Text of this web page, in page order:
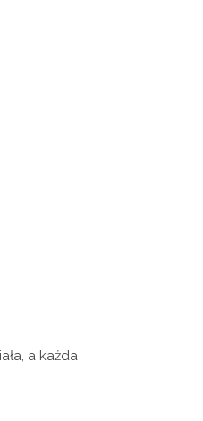
a każda